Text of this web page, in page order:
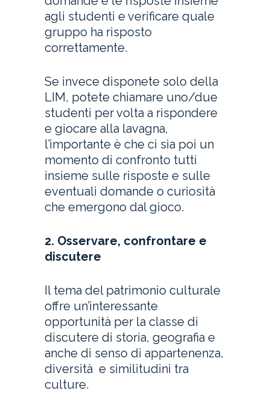
agli studenti e verificare quale
gruppo ha risposto
correttamente.
Se invece disponete solo della
LIM, potete chiamare uno/due
studenti per volta a rispondere
e giocare alla lavagna,
l’importante è che ci sia poi un
momento di confronto tutti
insieme sulle risposte e sulle
eventuali domande o curiosità
che emergono dal gioco.
2. Osservare, confrontare e
discutere
Il tema del patrimonio culturale
offre un’interessante
opportunità per la classe di
discutere di storia, geografia e
anche di senso di appartenenza,
diversità e similitudini tra
culture.